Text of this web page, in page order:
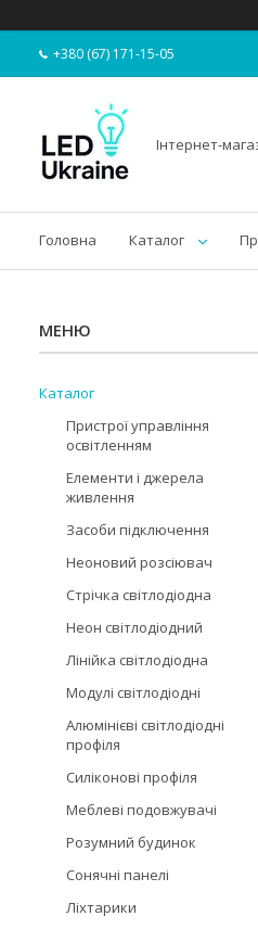
+380 (67) 171-15-05
Інтернет-
Головна Каталог
Каталог
Пристрої управління
освітленням
Елементи і джерела
живлення
Засоби підключення
Неоновий розсіювач
Стрічка світлодіодна
Неон світлодіодний
Лінійка світлодіодна
Модулі світлодіодні
Алюмінієві світлодіодні
профіля
Силіконові профіля
Меблеві подовжувачі
Розумний будинок
Сонячні панелі
Ліхтарики